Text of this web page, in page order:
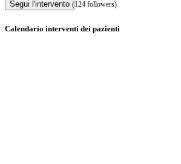
Segui l'intervento (124 followers)
Calendario interventi dei pazienti